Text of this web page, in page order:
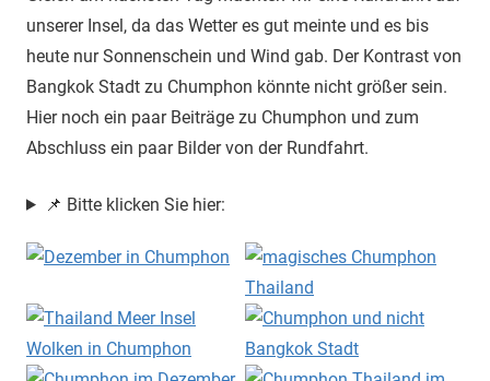
unserer Insel, da das Wetter es gut meinte und es bis
heute nur Sonnenschein und Wind gab. Der Kontrast von
Bangkok Stadt zu Chumphon könnte nicht größer sein.
Hier noch ein paar Beiträge zu Chumphon und zum
Abschluss ein paar Bilder von der Rundfahrt.
📌 Bitte klicken Sie hier: